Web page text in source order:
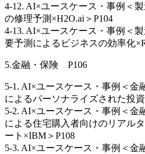
4-12. AI×ユースケース・事例＜
の修理予測×H2O.ai＞P104
4-13. AI×ユースケース・事例＜
要予測によるビジネスの効率化
5.金融・保険 P106
5-1. AI×ユースケース・事例＜金
によるパーソナライズされた投
5-2. AI×ユースケース・事例＜金
による住宅購入者向けのリアル
ート×IBM＞P108
5-3. AI×ユースケース・事例＜金